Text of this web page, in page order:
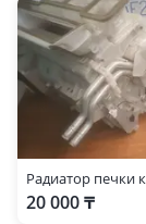
Радиатор печки
20 000 ₸